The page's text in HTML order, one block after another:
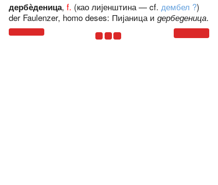
дербѐденица,f. (као лијенштина—cf. дембел ?)
der Faulenzer, homo deses: Пијаница идербеденица.